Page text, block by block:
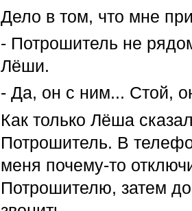
Дело в том, что мне
- Потрошитель не
Лёши.
- Да, он с ним... Стой,
Как только Лёша
Потрошитель. В
меня почему-то
Потрошителю, затем